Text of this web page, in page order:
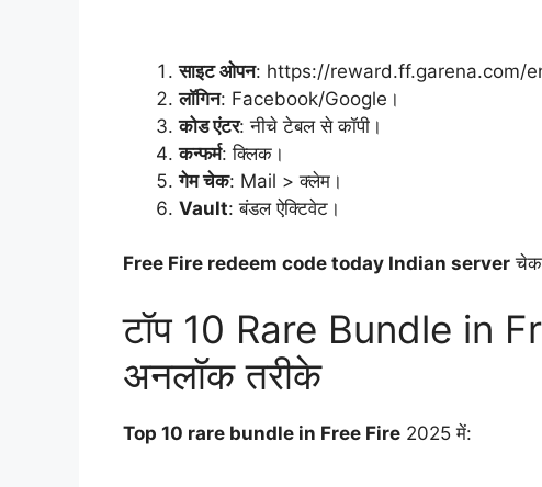
साइट ओपन: https://reward.ff.garena.com/
लॉगिन: Facebook/Google।
कोड एंटर: नीचे टेबल से कॉपी।
कन्फर्म: क्लिक।
गेम चेक: Mail > क्लेम।
Vault: बंडल ऐक्टिवेट।
Free Fire redeem code today Indian server
टॉप 10 Rare Bundle in
अनलॉक तरीके
Top 10 rare bundle in Free Fire 2025 में: